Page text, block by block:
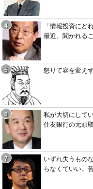
「情報投資にど
最近、聞かれる
怒りて容を変え
私が大切にして
住友銀行の元頭
いずれ失うもの
らなくていい。